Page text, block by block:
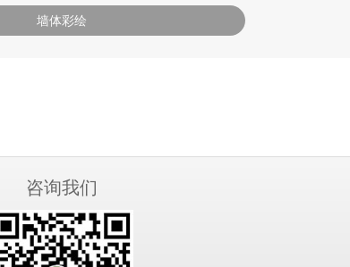
墙体彩绘
咨询我们